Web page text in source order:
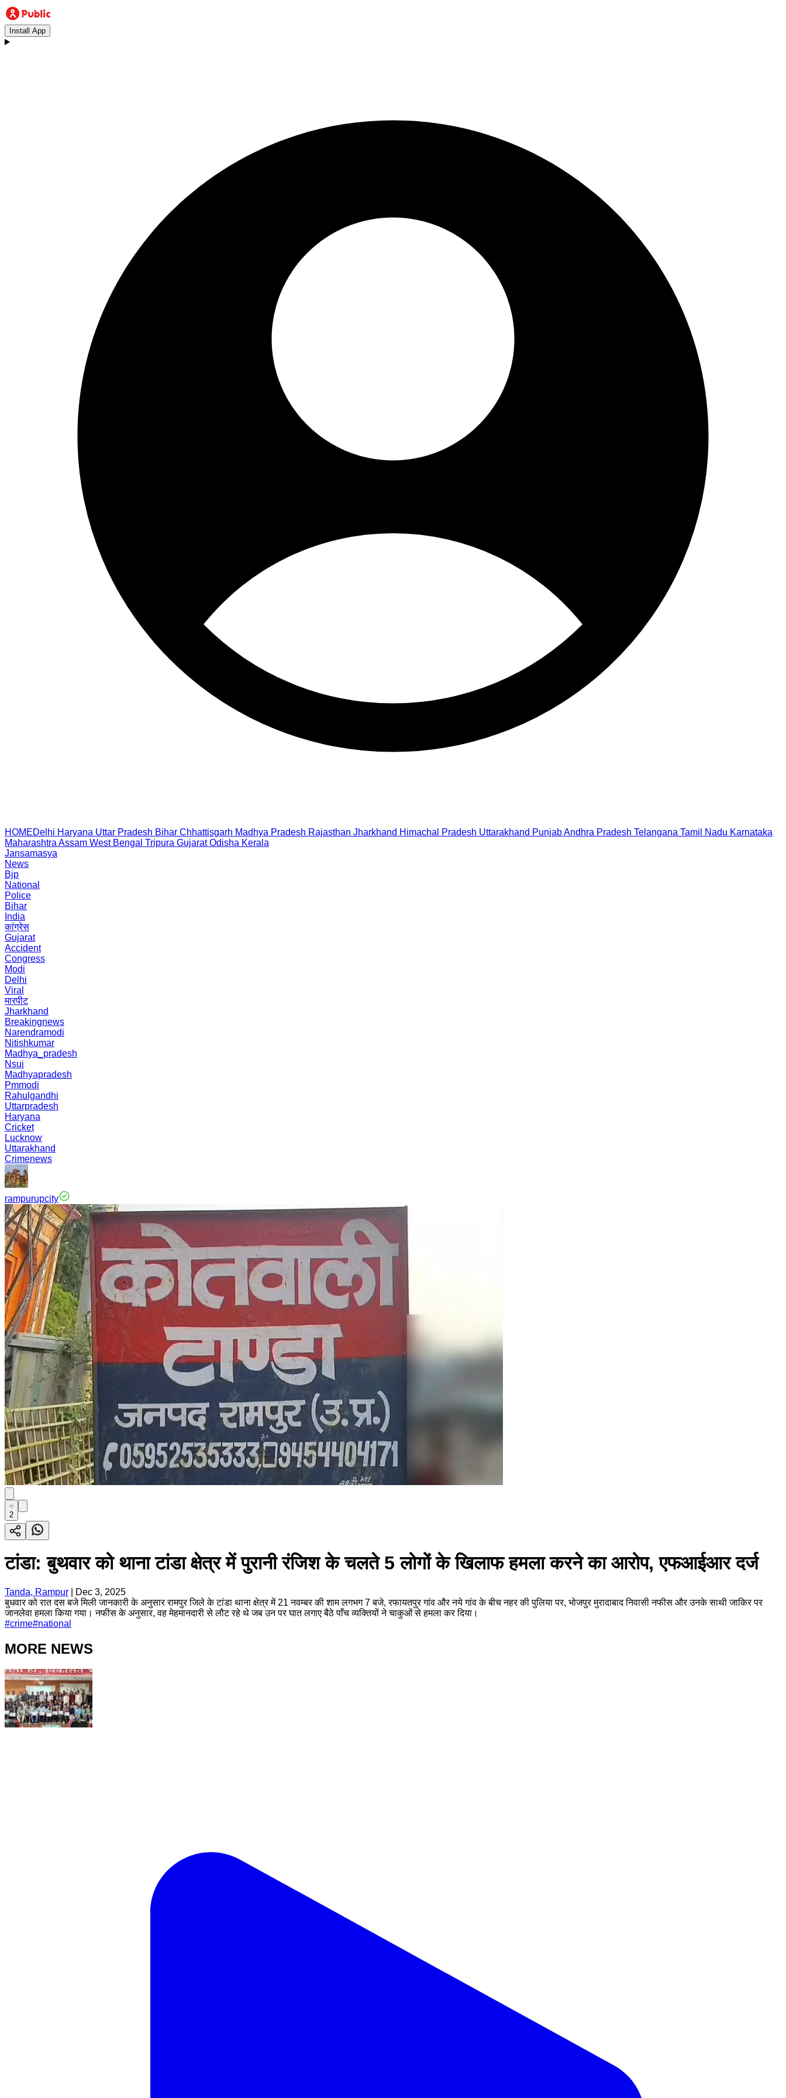
Install App
HOMEDelhi Haryana Uttar Pradesh Bihar Chhattisgarh Madhya Pradesh Rajasthan Jharkhand Himachal Pradesh Uttarakhand PunjabAndhra Pradesh Telangana Tamil Nadu Karnataka
Maharashtra Assam West Bengal Tripura Gujarat Odisha Kerala
Jansamasya
News
Bjp
National
Police
Bihar
India
कांग्रेस
Gujarat
Accident
Congress
Modi
Delhi
Viral
मारपीट
Jharkhand
Breakingnews
Narendramodi
Nitishkumar
Madhya_pradesh
Nsui
Madhyapradesh
Pmmodi
Rahulgandhi
Uttarpradesh
Haryana
Cricket
Lucknow
Uttarakhand
Crimenews
rampurupcity
2
टांडा: बुथवार को थाना टांडा क्षेत्र में पुरानी रंजिश के चलते 5 लोगों के खिलाफ हमला करने का आरोप, एफआईआर दर्ज
Tanda, Rampur
Dec 3, 2025
बुधवार को रात दस बजे मिली जानकारी के अनुसार रामपुर जिले के टांडा थाना क्षेत्र में 21 नवम्बर की शाम लगभग 7 बजे, रफायतपुर गांव और नये गांव के बीच नहर की पुलिया पर, भोजपुर मुरादाबाद निवासी नफीस और उनके साथी जाकिर पर
जानलेवा हमला किया गया। नफीस के अनुसार, वह मेहमानदारी से लौट रहे थे जब उन पर घात लगाए बैठे पाँच व्यक्तियों ने चाकुओं से हमला कर दिया।
#crime#national
MORE NEWS